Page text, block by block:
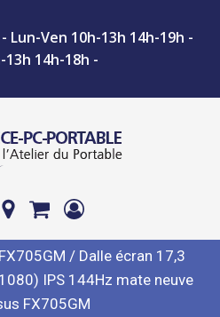
Ven 10h-13h 14h-19h -
13h 14h-18h -
FX705GM / Dalle écran 17,3
IPS 144Hz mate neuve
FX705GM